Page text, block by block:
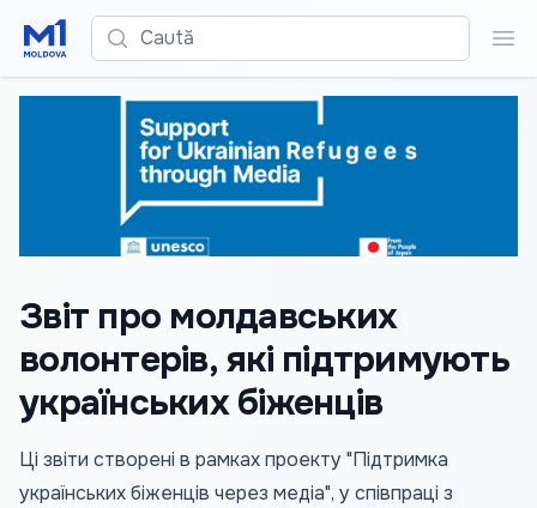
Caută
Звіт про молдавських
волонтерів, які підтримують
українських біженців
Ці звіти створені в рамках проекту "Підтримка
українських біженців через медіа", у співпраці з